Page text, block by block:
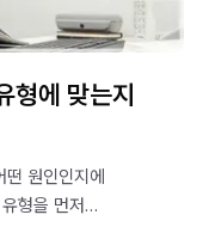
형에 맞는지
떤 원인인지에
형을 먼저